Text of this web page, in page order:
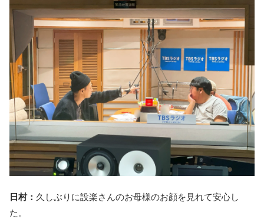
日村： 久しぶりに設楽さんのお母様のお顔を見れて安心し
た。